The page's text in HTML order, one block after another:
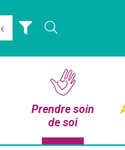
Prendre soin
de soi